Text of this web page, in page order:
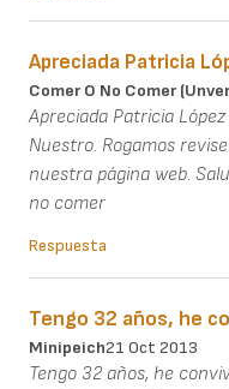
Apreciada Patricia
Comer O No Comer
Apreciada Patricia
Nuestro. Rogamos
nuestra página web.
no comer
Respuesta
Tengo 32 años, he
Minipeich21 Oct 2013
Tengo 32 años, he